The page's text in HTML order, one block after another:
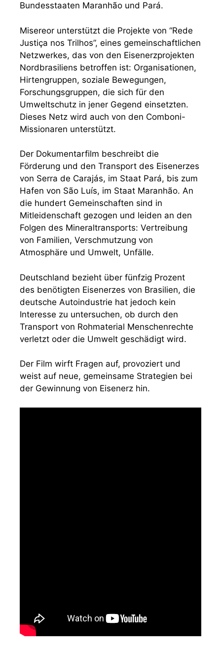
Bundesstaaten Maranhão und Pará.
Misereor unterstützt die Projekte von “Rede
Justiça nos Trilhos”, eines gemeinschaftlichen
Netzwerkes, das von den Eisenerzprojekten
Nordbrasiliens betroffen ist: Organisationen,
Hirtengruppen, soziale Bewegungen,
Forschungsgruppen, die sich für den
Umweltschutz in jener Gegend einsetzten.
Dieses Netz wird auch von den Comboni-
Missionaren unterstützt.
Der Dokumentarfilm beschreibt die
Förderung und den Transport des Eisenerzes
von Serra de Carajás, im Staat Pará, bis zum
Hafen von São Luís, im Staat Maranhão. An
die hundert Gemeinschaften sind in
Mitleidenschaft gezogen und leiden an den
Folgen des Mineraltransports: Vertreibung
von Familien, Verschmutzung von
Atmosphäre und Umwelt, Unfälle.
Deutschland bezieht über fünfzig Prozent
des benötigten Eisenerzes von Brasilien, die
deutsche Autoindustrie hat jedoch kein
Interesse zu untersuchen, ob durch den
Transport von Rohmaterial Menschenrechte
verletzt oder die Umwelt geschädigt wird.
Der Film wirft Fragen auf, provoziert und
weist auf neue, gemeinsame Strategien bei
der Gewinnung von Eisenerz hin.